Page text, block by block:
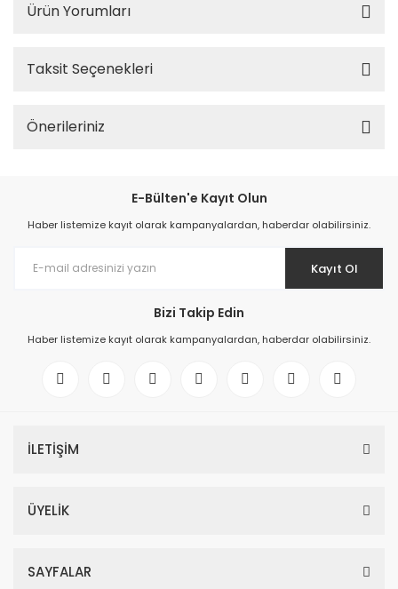
Ürün Yorumları
Taksit Seçenekleri
Önerileriniz
E-Bülten'e Kayıt Olun
Haber listemize kayıt olarak kampanyalardan, haberdar olabilirsiniz.
Kayıt Ol
Bizi Takip Edin
Haber listemize kayıt olarak kampanyalardan, haberdar olabilirsiniz.
İLETİŞİM
ÜYELİK
SAYFALAR